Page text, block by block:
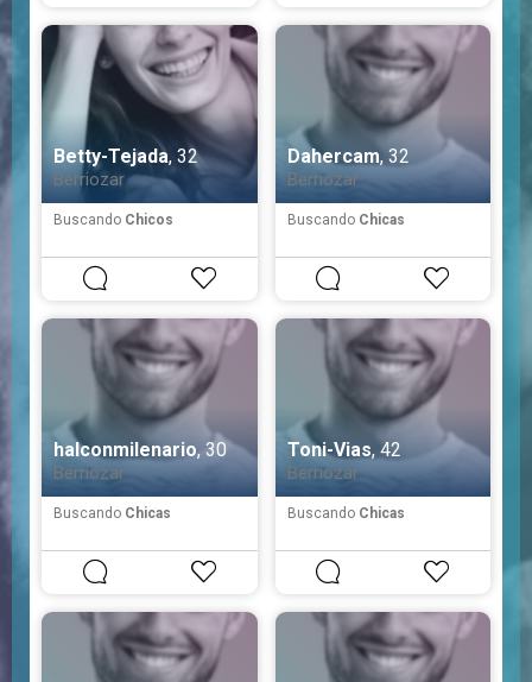
Betty-Tejada, 32
Berriozar
Buscando Chicos
Dahercam, 32
Berriozar
Buscando Chicas
halconmilenario, 30
Berriozar
Buscando Chicas
Toni-Vias, 42
Berriozar
Buscando Chicas